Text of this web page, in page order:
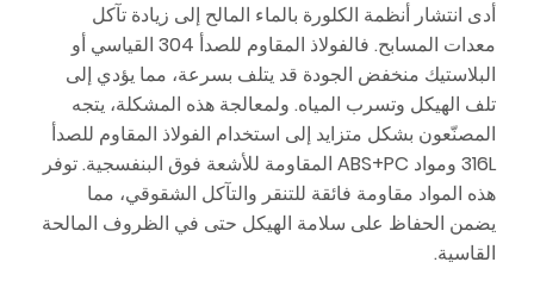
أدى انتشار أنظمة الكلورة بالماء المالح إلى زيادة تآكل
معدات المسابح. فالفولاذ المقاوم للصدأ 304 القياسي أو
البلاستيك منخفض الجودة قد يتلف بسرعة، مما يؤدي إلى
تلف الهيكل وتسرب المياه. ولمعالجة هذه المشكلة، يتجه
المصنّعون بشكل متزايد إلى استخدام الفولاذ المقاوم للصدأ
316L ومواد ABS+PC المقاومة للأشعة فوق البنفسجية. توفر
هذه المواد مقاومة فائقة للتنقر والتآكل الشقوقي، مما
يضمن الحفاظ على سلامة الهيكل حتى في الظروف المالحة
القاسية.